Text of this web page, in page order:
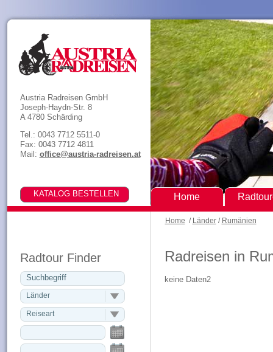
Home / Länder/ Rumänien
Radtour Finder
Länder
Reiseart
Radreisen in
keine Daten2
Austria Radreisen GmbH
Joseph-Haydn-Str. 8
A 4780 Schärding
Tel.: 0043 7712 5511-0
Fax: 0043 7712 4811
Mail: office@austria-radreisen.at
Home